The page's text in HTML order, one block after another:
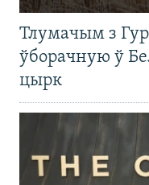
Тлумачым з
ўборачную ў
цырк